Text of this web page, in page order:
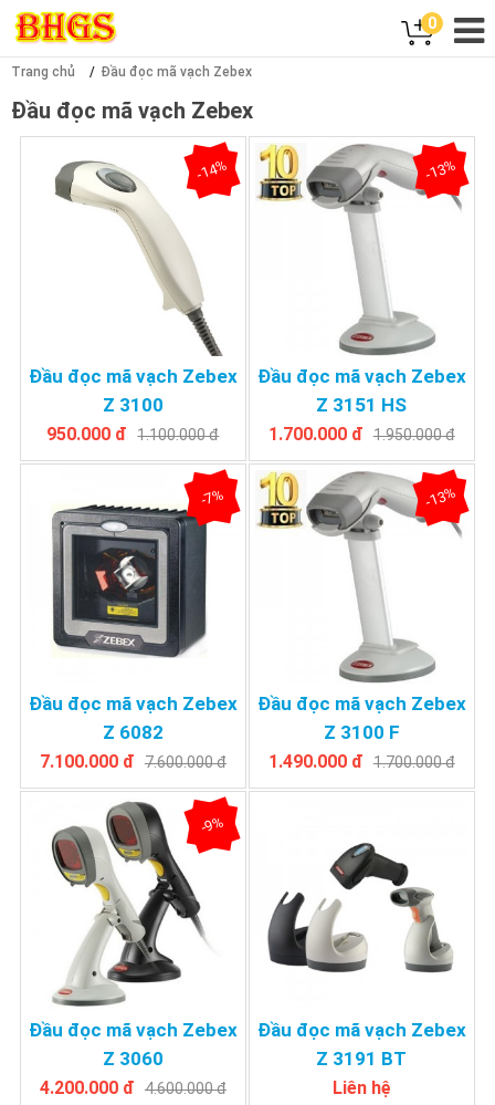
0
Trang chủ Đầu đọc mã vạch Zebex
Đầu đọc mã vạch Zebex
Đầu đọc mã vạch Zebex
Z 3100
-14%
950.000 đ 1.100.000 đ
Đầu đọc mã vạch Zebex
Z 3151 HS
-13%
1.700.000 đ 1.950.000 đ
Đầu đọc mã vạch Zebex
Z 6082
-7%
7.100.000 đ 7.600.000 đ
Đầu đọc mã vạch Zebex
Z 3100 F
-13%
1.490.000 đ 1.700.000 đ
Đầu đọc mã vạch Zebex
Z 3060
-9%
4.200.000 đ 4.600.000 đ
Đầu đọc mã vạch Zebex
Z 3191 BT
Liên hệ